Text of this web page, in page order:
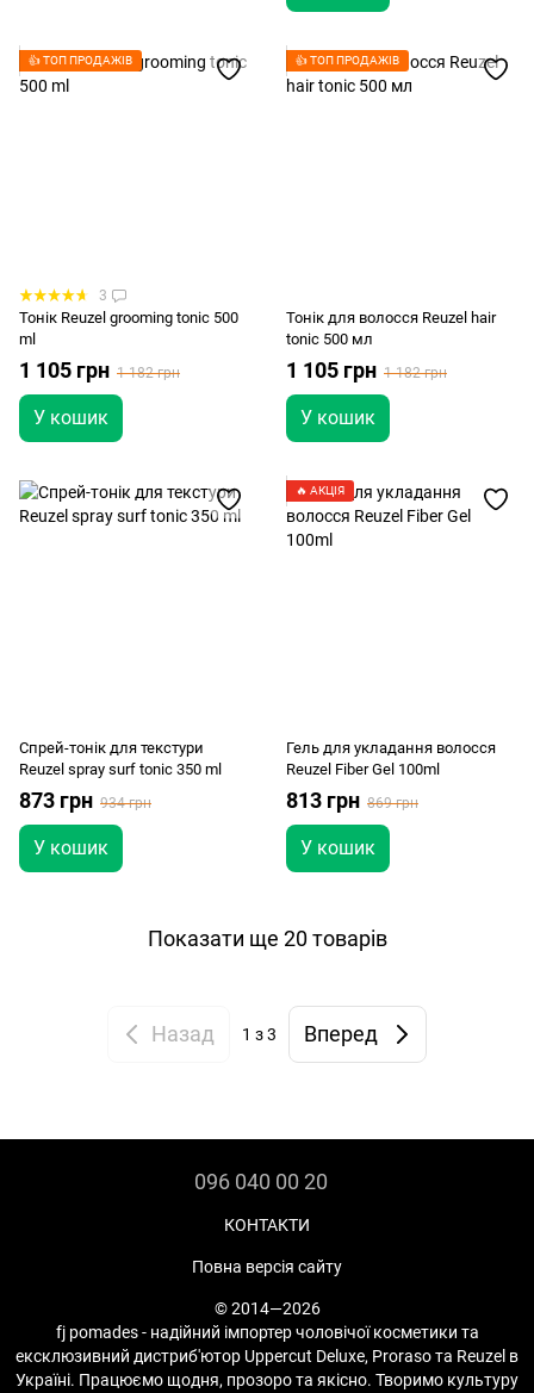
👍 ТОП ПРОДАЖІВ
3
Тонік Reuzel grooming tonic 500
ml
1 105 грн 1 182 грн
У кошик
👍 ТОП ПРОДАЖІВ
Тонік для волосся Reuzel hair
tonic 500 мл
1 105 грн 1 182 грн
У кошик
Спрей-тонік для текстури
Reuzel spray surf tonic 350 ml
873 грн 934 грн
У кошик
🔥 АКЦІЯ
Гель для укладання волосся
Reuzel Fiber Gel 100ml
813 грн 869 грн
У кошик
Показати ще 20 товарів
Назад 1 з 3 Вперед
096 040 00 20
КОНТАКТИ
Повна версія сайту
© 2014—2026
fj pomades - надійний імпортер чоловічої косметики та
ексклюзивний дистриб'ютор Uppercut Deluxe, Proraso та Reuzel в
Україні. Працюємо щодня, прозоро та якісно. Творимо культуру